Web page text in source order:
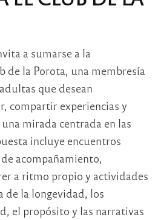
a sumarse a la
de la Porota, una membresía
que desean
compartir experiencias y
mirada centrada en las
incluye encuentros
acompañamiento,
a ritmo propio y actividades
de la longevidad, los
el propósito y las narrativas